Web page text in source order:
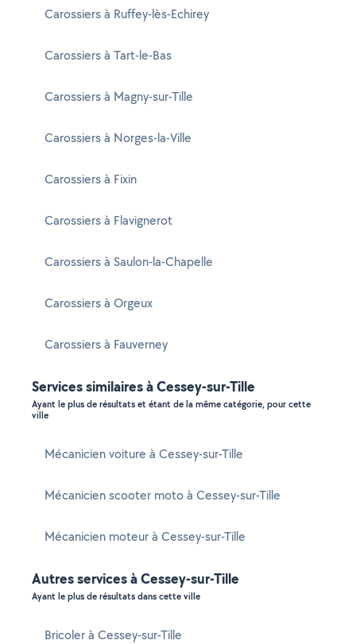
Carossiers à Ruffey-lès-Echirey
Carossiers à Tart-le-Bas
Carossiers à Magny-sur-Tille
Carossiers à Norges-la-Ville
Carossiers à Fixin
Carossiers à Flavignerot
Carossiers à Saulon-la-Chapelle
Carossiers à Orgeux
Carossiers à Fauverney
Services similaires à Cessey-sur-Tille
Ayant le plus de résultats et étant de la même catégorie, pour cette
ville
Mécanicien voiture à Cessey-sur-Tille
Mécanicien scooter moto à Cessey-sur-Tille
Mécanicien moteur à Cessey-sur-Tille
Autres services à Cessey-sur-Tille
Ayant le plus de résultats dans cette ville
Bricoler à Cessey-sur-Tille